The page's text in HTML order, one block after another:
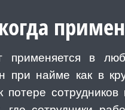
применяется в
при найме как в
потере